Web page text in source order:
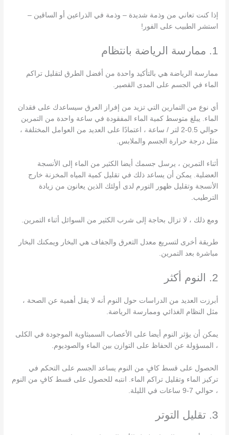
إذا كنت تعاني من وذمة شديدة – وذمة في الذراعين أو الساقين –
استشر الطبيب على الفور!
1. ممارسة الرياضة بانتظام
ممارسة الرياضة هي بالتأكيد واحدة من أفضل الطرق لتقليل تراكم
الماء في الجسم على المدى القصير.
أي نوع من التمارين التي تزيد من إفراز العرق سيساعدك على فقدان
الماء. يبلغ متوسط كمية الماء المفقودة في ساعة واحدة من التمرين
حوالي 0.5-2 لتر / ساعة ، اعتمادًا على العديد من العوامل المختلفة ،
مثل درجة حرارة الجسم والملابس.
أثناء التمرين ، يرسل جسمك أيضا الكثير من الماء إلى الأنسجة
العضلية. يمكن أن يساعد ذلك في تقليل كمية المياه المخزنة خارج
الأنسجة وتقليل ظهور التورم لدى أولئك الذين يعانون من زيادة
الترطيب.
ومع ذلك ، لا تزال بحاجة إلى شرب الكثير من السوائل أثناء التمرين.
طريقة أخرى لتسريع معدل التعرق والجفاف هي البخار ويمكنك البخار
مباشرة بعد التمرين.
2. النوم أكثر
أبرزت العديد من الدراسات حول النوم أنه لا يقل أهمية عن الصحة ،
مثل النظام الغذائي وممارسة الرياضة.
يمكن أن يؤثر النوم أيضا على الأعصاب السمبثاوية الموجودة في الكلى
، المسؤولة عن الحفاظ على التوازن بين الماء والصوديوم.
الحصول على قسط كافٍ من النوم يساعد الجسم على التحكم في
تركيز الماء وتقليل تراكم الماء. انتبه للحصول على قسط كافٍ من النوم
، حوالي 7-9 ساعات في الليلة.
3. تقليل التوتر